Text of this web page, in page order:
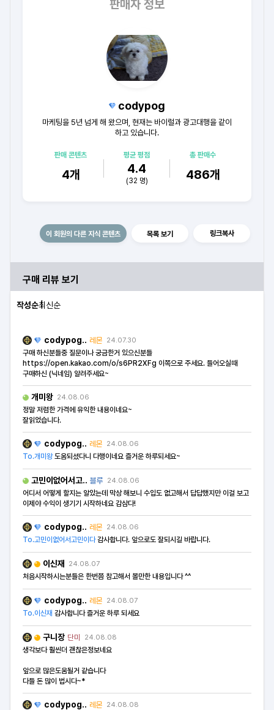
판매자 정보
codypog
마케팅을 5년 넘게 해 왔으며, 현재는 바이럴과 광고대행을 같이
하고 있습니다.
판매 콘텐츠
4개
평균 평점
4.4
(32 명)
총 판매수
486개
이 회원의 다른 지식 콘텐츠 목록 보기 링크복사
구매 리뷰 보기
작성순최신순
codypog.. 레몬 24.07.30
구매 하신분들중 질문이나 궁금한거 있으신분들
https://open.kakao.com/o/s6PR2XFg 이쪽으로 주세요. 들어오실때
구매하신 (닉네임) 알려주세요~
개미왕 24.08.06
정말 저렴한 가격에 유익한 내용이네요~
잘읽었습니다.
codypog.. 레몬 24.08.06
To.개미왕도움되셨다니 다행이네요 즐거운 하루되세요~
고민이없어서고.. 블루 24.08.06
어디서 어떻게 할지는 알았는데 막상 해보니 수입도 없고해서 답답했지만 이걸 보고
이제야 수익이 생기기 시작하네요 감삼다!
codypog.. 레몬 24.08.06
To.고민이없어서고민이다감사합니다. 앞으로도 잘되시길 바랍니다.
이신재
24.08.07
처음시작하시는분들은 한번쯤 참고해서 볼만한 내용입니다 ^^
codypog.. 레몬 24.08.07
To.이신재 감사합니다 즐거운 하루 되세요
구니장 단미
24.08.08
생각보다 훨씬더 괜찮은정보네요
앞으로 많은도움될거 같습니다
다들 돈 많이 법시다~*
codypog.. 레몬 24.08.08